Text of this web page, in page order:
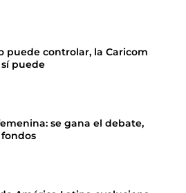
puede controlar, la Caricom
puede
se gana el debate,